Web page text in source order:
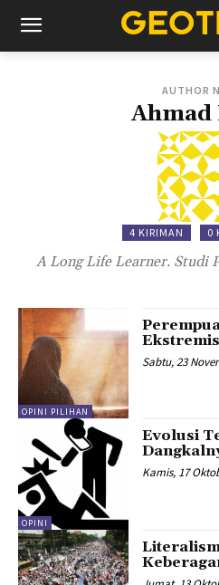
AUTHOR
4 KIRIMAN 0
A Long Life Learner. Studi
OPINI PILIHAN
Sabtu, 23
OPINI
Evolusi
Kamis, 17